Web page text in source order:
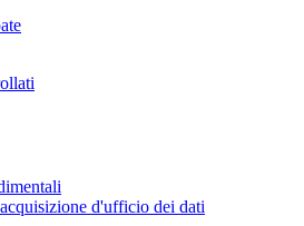
d'ufficio dei dati